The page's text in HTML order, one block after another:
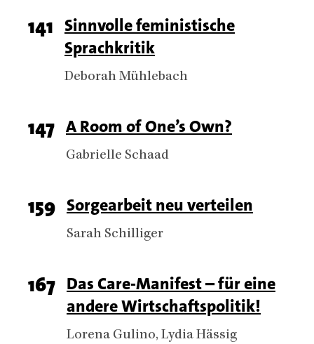
Page
number
141 Titel
Sinnvolle feministische
Sprachkritik
Authors
Deborah Mühlebach
Page
number
147 Titel
A Room of One’s Own?
Authors
Gabrielle Schaad
Page
number
159 Titel
Sorgearbeit neu verteilen
Authors
Sarah Schilliger
Page
number
167 Titel
Das Care-Manifest – für eine
andere Wirtschaftspolitik!
Authors
Lorena Gulino Lydia Hässig